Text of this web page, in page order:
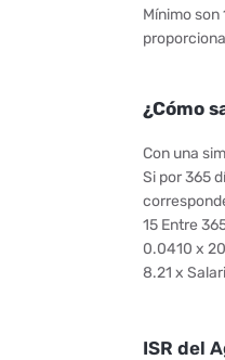
Mínimo
¿Cómo
Con una
Si por 365
15 Entre
0.0410 x
8.21 x
ISR del